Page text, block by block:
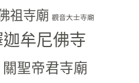
祖寺廟 觀音大士寺廟
迦牟尼佛寺
關聖帝君寺廟